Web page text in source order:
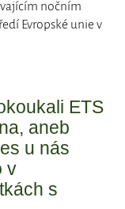
nočním
Evropské unie v
ETS
aneb
u nás
v
s